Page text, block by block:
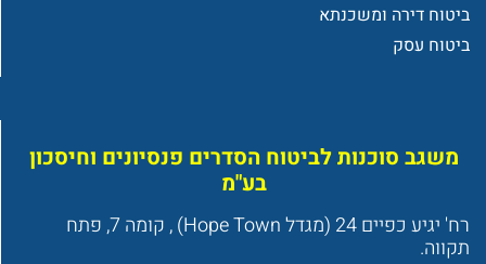
ביטוח דירה ומשכנתא
ביטוח עסק
משגב סוכנות לביטוח הסדרים פנסיונים וחיסכון
בע"מ
רח' יגיע כפיים 24 (מגדל Hope Town) , קומה 7, פתח
תקווה.